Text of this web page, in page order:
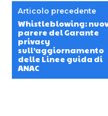
Articolo precedente
Whistleblowing:
parere del Garante
privacy
sull’aggiornamento
delle Linee guida di
ANAC